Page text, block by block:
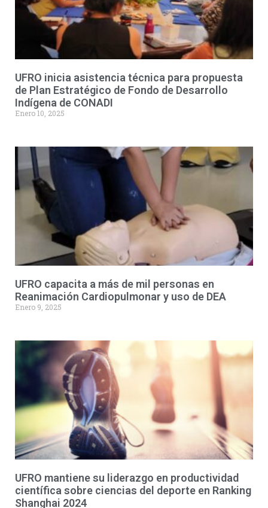
UFRO inicia asistencia técnica para propuesta
de Plan Estratégico de Fondo de Desarrollo
Indígena de CONADI
Enero 10, 2025
UFRO capacita a más de mil personas en
Reanimación Cardiopulmonar y uso de DEA
Enero 9, 2025
UFRO mantiene su liderazgo en productividad
científica sobre ciencias del deporte en Ranking
Shanghai 2024